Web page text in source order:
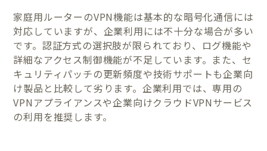
家庭用ルーターのVPN機能は基本的な暗号化通信には
対応していますが、企業利用には不十分な場合が多い
です。認証方式の選択肢が限られており、ログ機能や
詳細なアクセス制御機能が不足しています。また、セ
キュリティパッチの更新頻度や技術サポートも企業向
け製品と比較して劣ります。企業利用では、専用の
VPNアプライアンスや企業向けクラウドVPNサービス
の利用を推奨します。